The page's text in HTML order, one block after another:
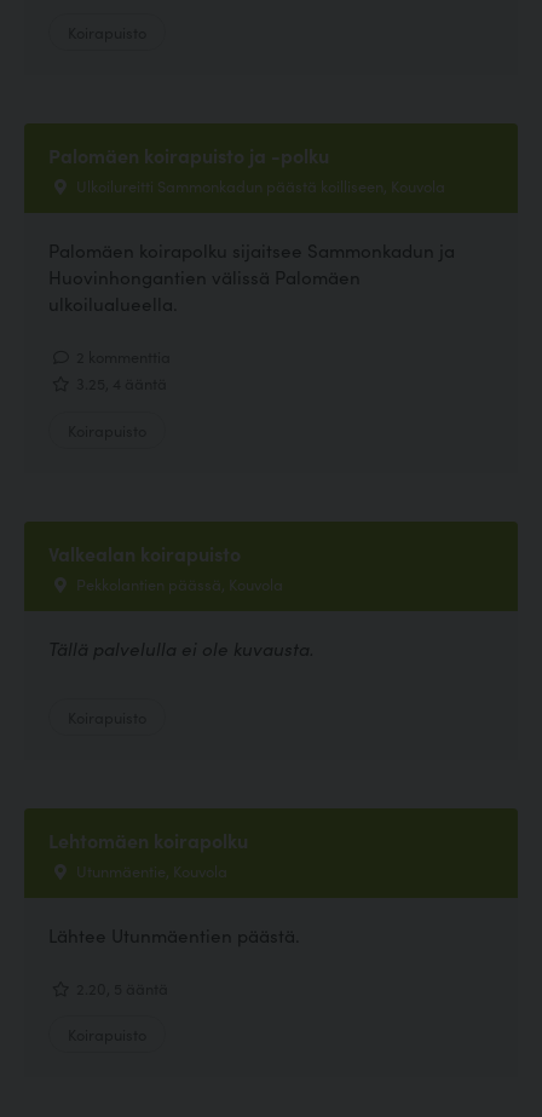
Palomäen koirapuisto ja -polku
Ulkoilureitti Sammonkadun päästä koilliseen, Kouvola
Palomäen koirapolku sijaitsee Sammonkadun ja
Huovinhongantien välissä Palomäen
ulkoilualueella.
Valkealan koirapuisto
Pekkolantien päässä, Kouvola
Tällä palvelulla ei ole kuvausta.
Lehtomäen koirapolku
Utunmäentie, Kouvola
Lähtee Utunmäentien päästä.